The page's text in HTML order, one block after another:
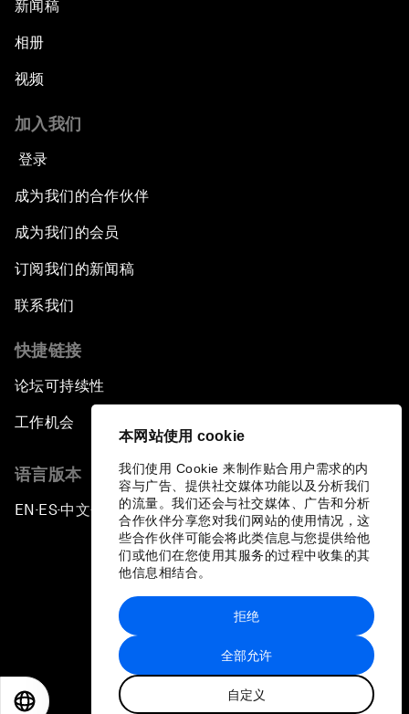
本网站使用 cookie
我们使用 Cookie 来制作贴合用户需求的内
容与广告、提供社交媒体功能以及分析我们
的流量。我们还会与社交媒体、广告和分析
合作伙伴分享您对我们网站的使用情况，这
些合作伙伴可能会将此类信息与您提供给他
们或他们在您使用其服务的过程中收集的其
他信息相结合。
全部允许
自定义
拒绝
新闻稿
相册
视频
加入我们
登录
成为我们的合作伙伴
成为我们的会员
订阅我们的新闻稿
联系我们
快捷链接
论坛可持续性
工作机会
语言版本
EN ▪ES▪中文▪ 日本語
站点地图
世界经济论坛